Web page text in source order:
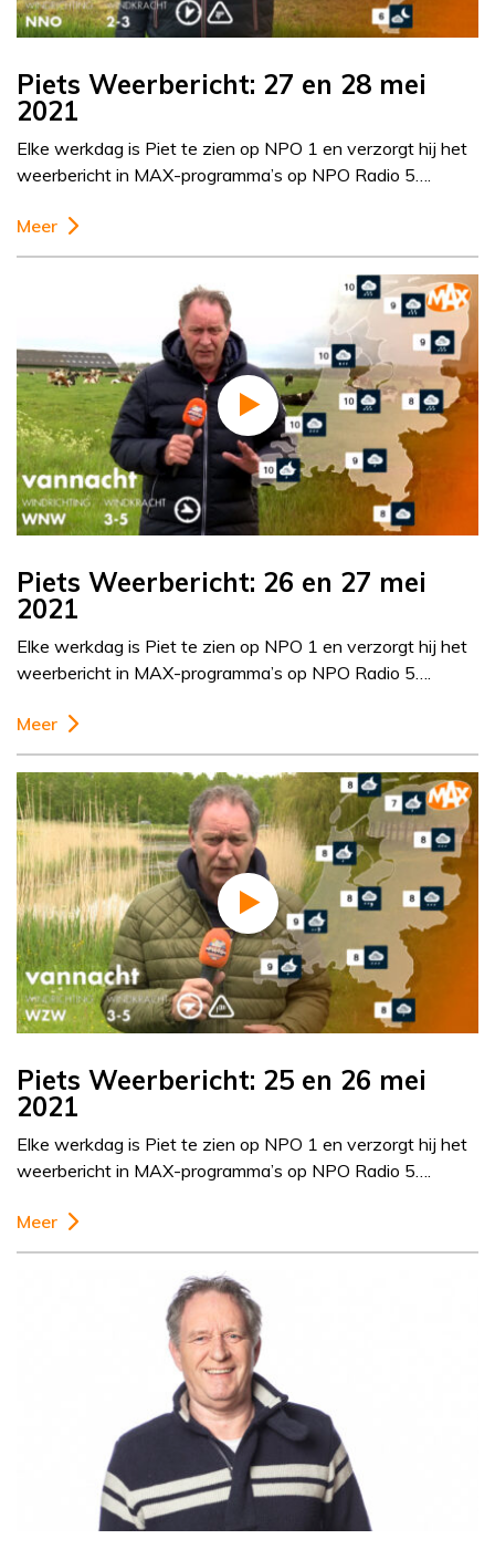
Piets Weerbericht: 27 en 28 mei
2021
Elke werkdag is Piet te zien op NPO 1 en verzorgt hij het
weerbericht in MAX-programma’s op NPO Radio 5….
Meer
Piets Weerbericht: 26 en 27 mei
2021
Elke werkdag is Piet te zien op NPO 1 en verzorgt hij het
weerbericht in MAX-programma’s op NPO Radio 5….
Meer
Piets Weerbericht: 25 en 26 mei
2021
Elke werkdag is Piet te zien op NPO 1 en verzorgt hij het
weerbericht in MAX-programma’s op NPO Radio 5….
Meer